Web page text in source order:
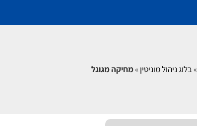
»בלוג ניהול מוניטין »מחיקה מגוגל